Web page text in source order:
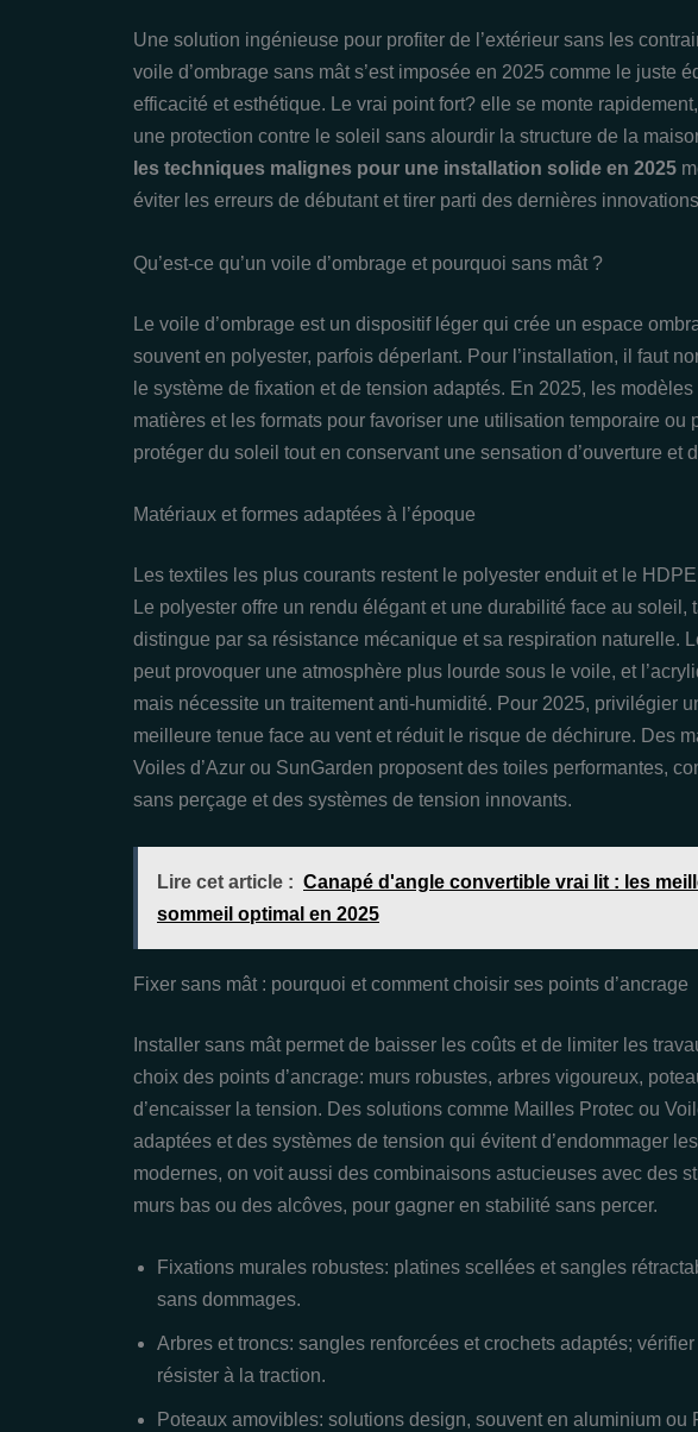
Une solution ingénieuse pour profiter de l’extérieur sans les
voile d’ombrage sans mât s’est imposée en 2025 comme le juste
efficacité et esthétique. Le vrai point fort? elle se monte
une protection contre le soleil sans alourdir la structure de la
les techniques malignes pour une installation solide en 2025
éviter les erreurs de débutant et tirer parti des dernières
Qu’est-ce qu’un voile d’ombrage et pourquoi sans mât ?
Le voile d’ombrage est un dispositif léger qui crée un espace
souvent en polyester, parfois déperlant. Pour l’installation, il faut
le système de fixation et de tension adaptés. En 2025, les
matières et les formats pour favoriser une utilisation temporaire ou
protéger du soleil tout en conservant une sensation d’ouverture et
Matériaux et formes adaptées à l’époque
Les textiles les plus courants restent le polyester enduit et le
Le polyester offre un rendu élégant et une durabilité face au soleil,
distingue par sa résistance mécanique et sa respiration naturelle.
peut provoquer une atmosphère plus lourde sous le voile, et
mais nécessite un traitement anti-humidité. Pour 2025, privilégier
meilleure tenue face au vent et réduit le risque de déchirure. Des
Voiles d’Azur ou SunGarden proposent des toiles performantes,
sans perçage et des systèmes de tension innovants.
Lire cet article : Canapé d'angle convertible vrai lit : les
sommeil optimal en 2025
Fixer sans mât : pourquoi et comment choisir ses points d’ancrage
Installer sans mât permet de baisser les coûts et de limiter les
choix des points d’ancrage: murs robustes, arbres vigoureux,
d’encaisser la tension. Des solutions comme Mailles Protec ou
adaptées et des systèmes de tension qui évitent d’endommager
modernes, on voit aussi des combinaisons astucieuses avec des
murs bas ou des alcôves, pour gagner en stabilité sans percer.
Fixations murales robustes: platines scellées et sangles
sans dommages.
Arbres et troncs: sangles renforcées et crochets adaptés;
résister à la traction.
Poteaux amovibles: solutions design, souvent en aluminium ou